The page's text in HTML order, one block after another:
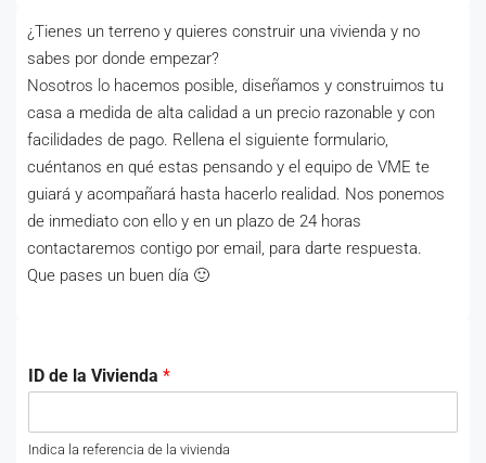
¿Tienes un terreno y quieres construir una vivienda y no
sabes por donde empezar?
Nosotros lo hacemos posible, diseñamos y construimos tu
casa a medida de alta calidad a un precio razonable y con
facilidades de pago. Rellena el siguiente formulario,
cuéntanos en qué estas pensando y el equipo de VME te
guiará y acompañará hasta hacerlo realidad. Nos ponemos
de inmediato con ello y en un plazo de 24 horas
contactaremos contigo por email, para darte respuesta.
Que pases un buen día 🙂
ID de la Vivienda *
Indica la referencia de la vivienda